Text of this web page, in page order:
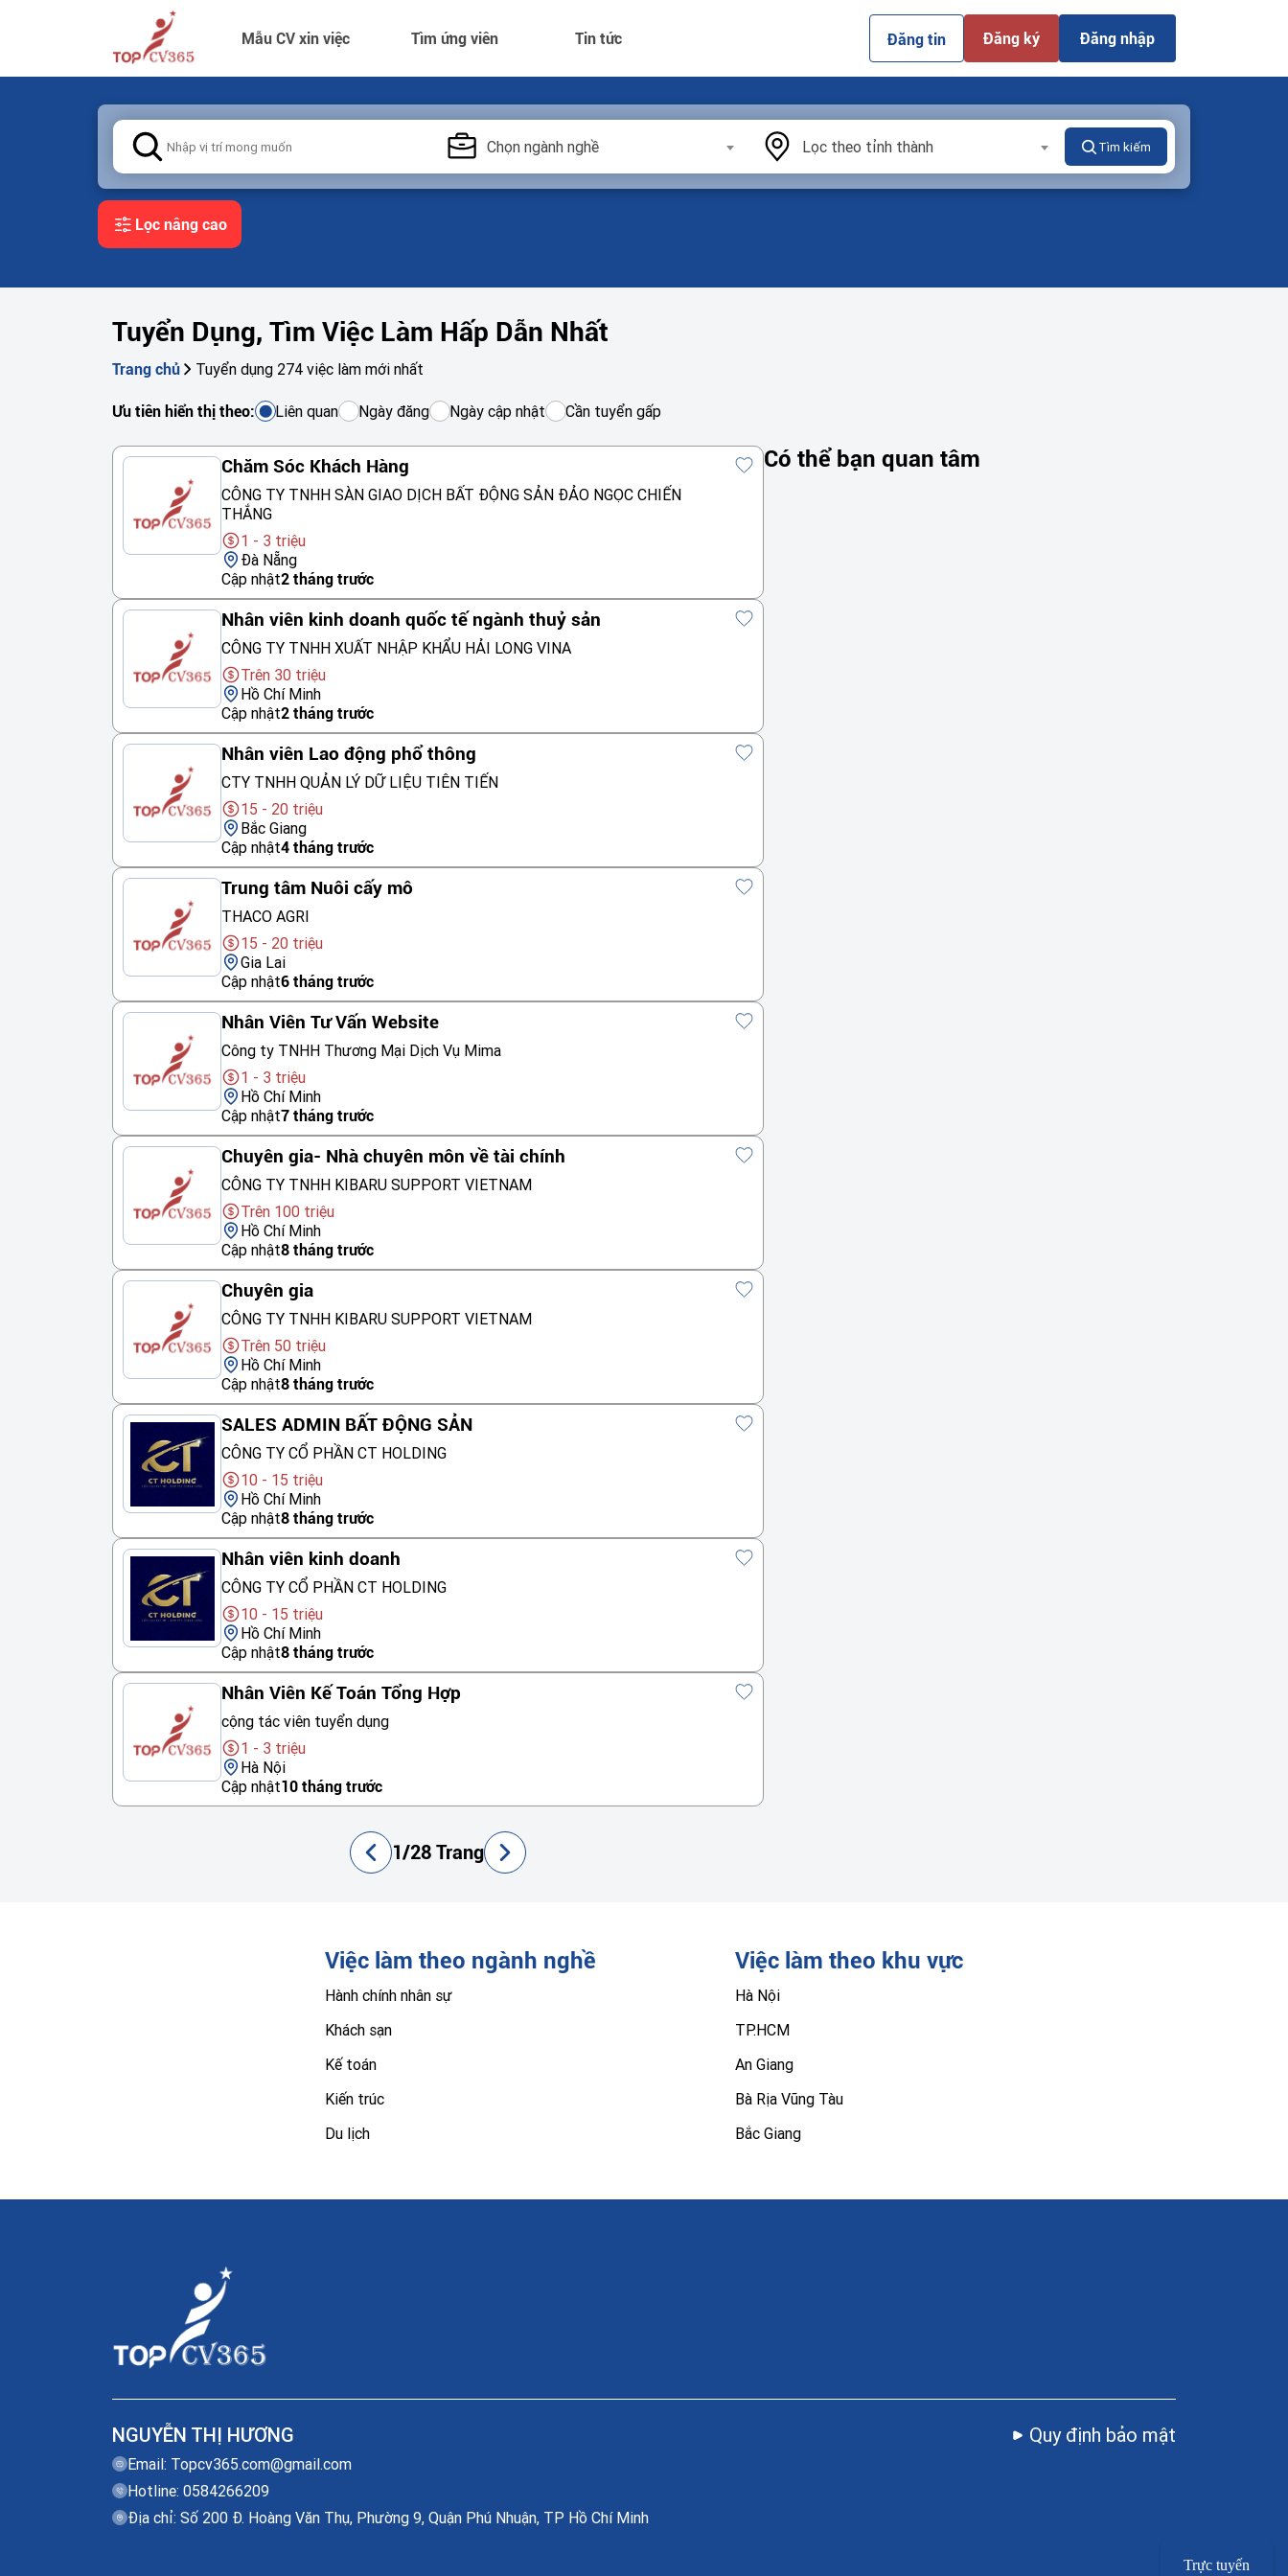
Mẫu CV xin việc Tìm ứng viên Tin tức Đăng tin Đăng ký Đăng nhập
Chọn ngành nghề Lọc theo tỉnh thành Tìm kiếm
Lọc nâng cao
Tuyển Dụng, Tìm Việc Làm Hấp Dẫn Nhất
Trang chủ Tuyển dụng 274 việc làm mới nhất
Ưu tiên hiển thị theo: Liên quan Ngày đăng Ngày cập nhật Cần tuyển gấp
Chăm Sóc Khách Hàng
CÔNG TY TNHH SÀN GIAO DỊCH BẤT ĐỘNG SẢN ĐẢO NGỌC CHIẾN
THẮNG
1 - 3 triệu
Đà Nẵng
Cập nhật2 tháng trước
Nhân viên kinh doanh quốc tế ngành thuỷ sản
CÔNG TY TNHH XUẤT NHẬP KHẨU HẢI LONG VINA
Trên 30 triệu
Hồ Chí Minh
Cập nhật2 tháng trước
Nhân viên Lao động phổ thông
CTY TNHH QUẢN LÝ DỮ LIỆU TIÊN TIẾN
15 - 20 triệu
Bắc Giang
Cập nhật4 tháng trước
Trung tâm Nuôi cấy mô
THACO AGRI
15 - 20 triệu
Gia Lai
Cập nhật6 tháng trước
Nhân Viên Tư Vấn Website
Công ty TNHH Thương Mại Dịch Vụ Mima
1 - 3 triệu
Hồ Chí Minh
Cập nhật7 tháng trước
Chuyên gia- Nhà chuyên môn về tài chính
CÔNG TY TNHH KIBARU SUPPORT VIETNAM
Trên 100 triệu
Hồ Chí Minh
Cập nhật8 tháng trước
Chuyên gia
CÔNG TY TNHH KIBARU SUPPORT VIETNAM
Trên 50 triệu
Hồ Chí Minh
Cập nhật8 tháng trước
SALES ADMIN BẤT ĐỘNG SẢN
CÔNG TY CỔ PHẦN CT HOLDING
10 - 15 triệu
Hồ Chí Minh
Cập nhật8 tháng trước
Nhân viên kinh doanh
CÔNG TY CỔ PHẦN CT HOLDING
10 - 15 triệu
Hồ Chí Minh
Cập nhật8 tháng trước
Nhân Viên Kế Toán Tổng Hợp
cộng tác viên tuyển dụng
1 - 3 triệu
Hà Nội
Cập nhật10 tháng trước
1/28 Trang
Có thể bạn quan tâm
Việc làm theo ngành nghề
Hành chính nhân sự
Khách sạn
Kế toán
Kiến trúc
Du lịch
Việc làm theo khu vực
Hà Nội
TP.HCM
An Giang
Bà Rịa Vũng Tàu
Bắc Giang
NGUYỄN THỊ HƯƠNG
Email: Topcv365.com@gmail.com
Hotline: 0584266209
Địa chỉ: Số 200 Đ. Hoàng Văn Thụ, Phường 9, Quận Phú Nhuận, TP Hồ Chí Minh
Quy định bảo mật
Trực tuyến